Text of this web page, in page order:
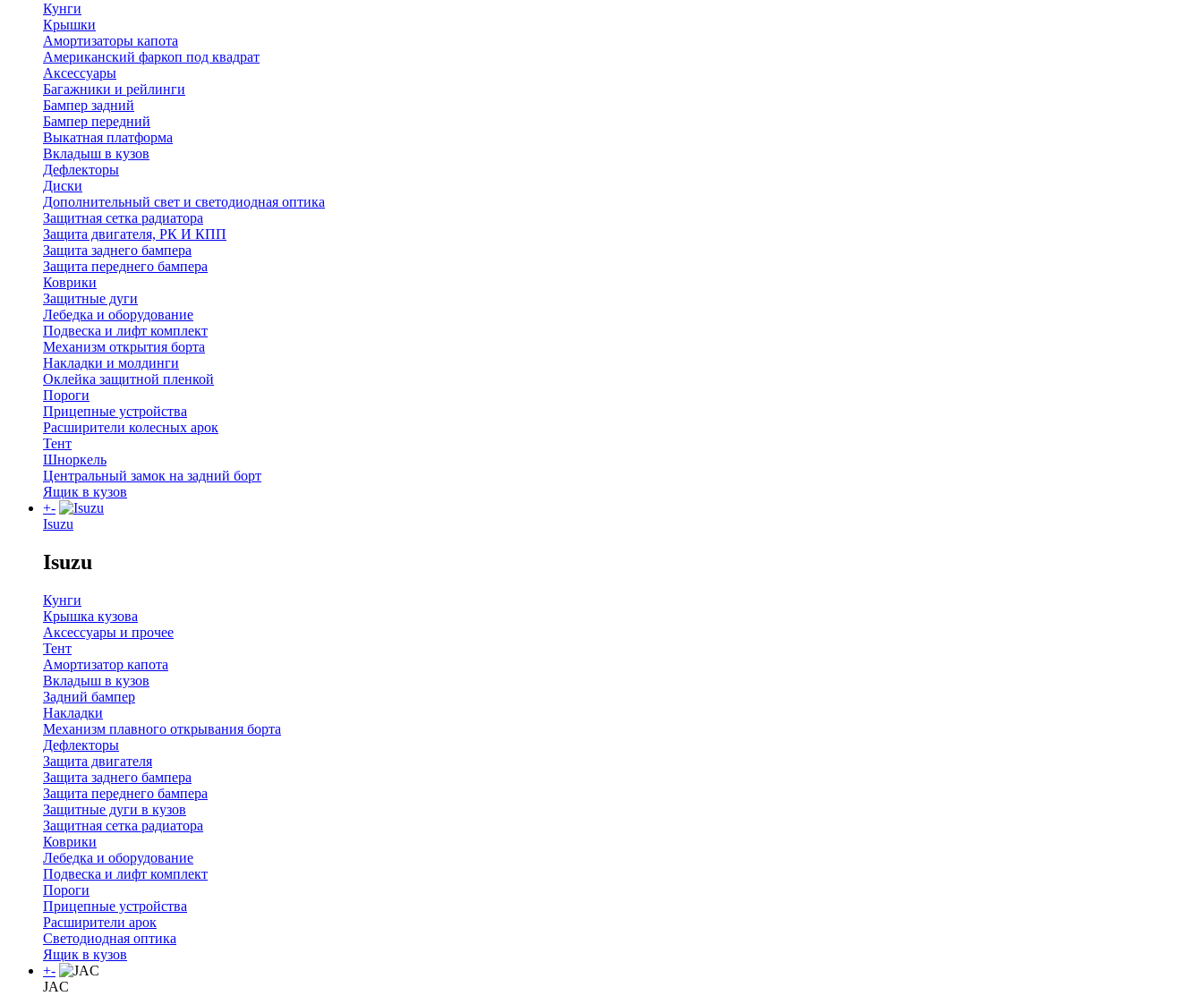
Кунги
Крышки
Амортизаторы капота
Американский фаркоп под квадрат
Аксессуары
Багажники и рейлинги
Бампер задний
Бампер передний
Выкатная платформа
Вкладыш в кузов
Дефлекторы
Диски
Дополнительный свет и светодиодная оптика
Защитная сетка радиатора
Защита двигателя, РК И КПП
Защита заднего бампера
Защита переднего бампера
Коврики
Защитные дуги
Лебедка и оборудование
Подвеска и лифт комплект
Механизм открытия борта
Накладки и молдинги
Оклейка защитной пленкой
Пороги
Прицепные устройства
Расширители колесных арок
Тент
Шноркель
Центральный замок на задний борт
Ящик в кузов
+-
Isuzu
Isuzu
Кунги
Крышка кузова
Аксессуары и прочее
Тент
Амортизатор капота
Вкладыш в кузов
Задний бампер
Накладки
Механизм плавного открывания борта
Дефлекторы
Защита двигателя
Защита заднего бампера
Защита переднего бампера
Защитные дуги в кузов
Защитная сетка радиатора
Коврики
Лебедка и оборудование
Подвеска и лифт комплект
Пороги
Прицепные устройства
Расширители арок
Светодиодная оптика
Ящик в кузов
+-
JAC